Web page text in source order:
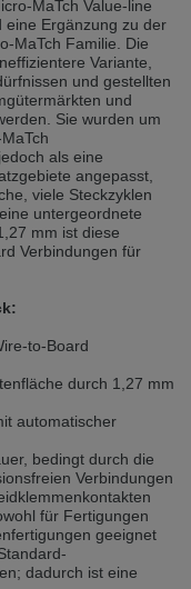
Would you like to
version
Sprache als die derzeit
Deutsch verfügbar.
Version bleiben
language than the
Would you like to
je momentálně používán.
na českou verzi?
používaný jazyk. Tato
na německou verzi?
této verzi
Sprache als die derzeit
Deutsch verfügbar.
MaTch Value-line
eine Ergänzung zu der
MaTch Familie. Die
Variante,
und gestellten
und
Sie wurden um
als eine
angepasst,
viele Steckzyklen
untergeordnete
mm ist diese
Verbindungen für
to-Board
durch 1,27 mm
automatischer
bedingt durch die
Verbindungen
für Fertigungen
geeignet
dadurch ist eine